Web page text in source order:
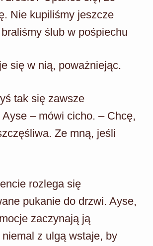
Nie kupiliśmy jeszcze
ślub w pośpiechu
się w nią, poważniejąc.
tak się zawsze
Ayse – mówi cicho. – Chcę,
Ze mną, jeśli
rozlega się
pukanie do drzwi. Ayse,
zaczynają ją
niemal z ulgą wstaje, by